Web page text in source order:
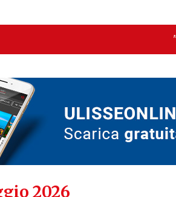
"Francesco Guccini,
2026